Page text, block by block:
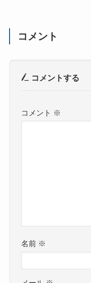
コメント
コメントする
コメント ※
名前 ※